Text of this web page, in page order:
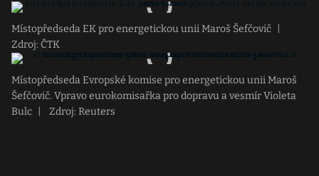
Místopředseda EK pro energetickou unii Maroš Šefčovič
Zdroj: ČTK
Místopředseda Evropské komise pro energetickou unii Maroš
Šefčovič. Vpravo eurokomisařka pro dopravu a vesmír Violeta
Bulc
Zdroj: Reuters